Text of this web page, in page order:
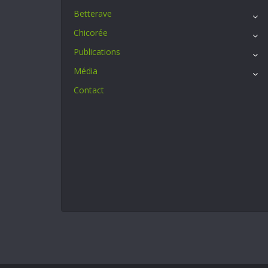
Betterave
Chicorée
Publications
Média
Contact